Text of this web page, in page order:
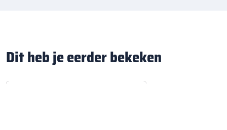
Dit heb je eerder bekeken